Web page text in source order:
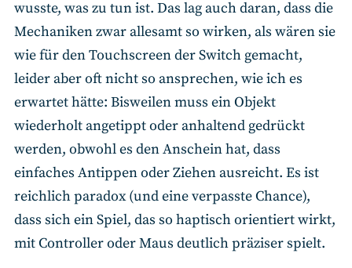
wusste, was zu tun ist. Das lag auch daran, dass die
Mechaniken zwar allesamt so wirken, als wären sie
wie für den Touchscreen der Switch gemacht,
leider aber oft nicht so ansprechen, wie ich es
erwartet hätte: Bisweilen muss ein Objekt
wiederholt angetippt oder anhaltend gedrückt
werden, obwohl es den Anschein hat, dass
einfaches Antippen oder Ziehen ausreicht. Es ist
reichlich paradox (und eine verpasste Chance),
dass sich ein Spiel, das so haptisch orientiert wirkt,
mit Controller oder Maus deutlich präziser spielt.